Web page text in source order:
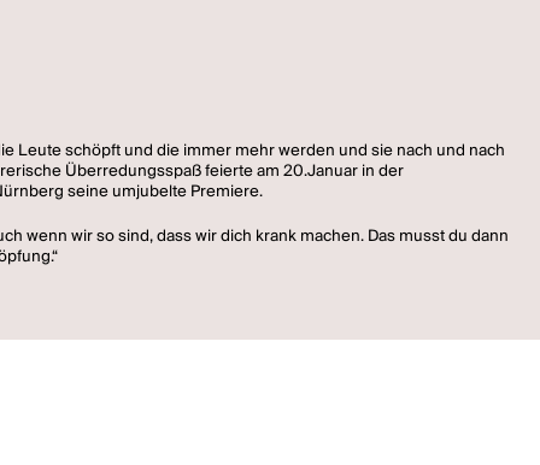
Leute schöpft und die immer mehr werden und sie nach und nach
Überredungsspaß feierte am 20.Januar in der
seine umjubelte Premiere.
wenn wir so sind, dass wir dich krank machen. Das musst du dann